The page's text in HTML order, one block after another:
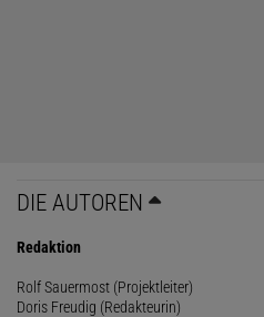
DIE AUTOREN
Redaktion
Rolf Sauermost (Projektleiter)
Doris Freudig (Redakteurin)